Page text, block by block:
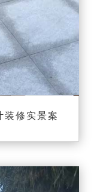
00:20
装修实景案